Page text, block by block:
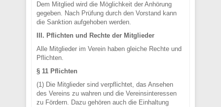
Dem Mitglied wird die Möglichkeit der Anhörung
gegeben. Nach Prüfung durch den Vorstand kann
die Sanktion aufgehoben werden.
III. Pflichten und Rechte der Mitglieder
Alle Mitglieder im Verein haben gleiche Rechte und
Pflichten.
§ 11 Pflichten
(1) Die Mitglieder sind verpflichtet, das Ansehen
des Vereins zu wahren und die Vereinsinteressen
zu Fördern. Dazu gehören auch die Einhaltung